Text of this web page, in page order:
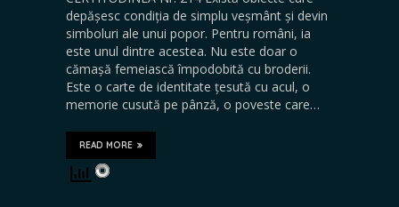
depășesc condiția de simplu veșmânt și devin
simboluri ale unui popor. Pentru români, ia
este unul dintre acestea. Nu este doar o
cămașă femeiască împodobită cu broderii.
Este o carte de identitate țesută cu acul, o
memorie cusută pe pânză, o poveste care…
READ MORE